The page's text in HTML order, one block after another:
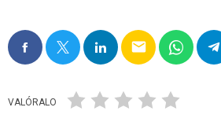
email
VALÓRALO